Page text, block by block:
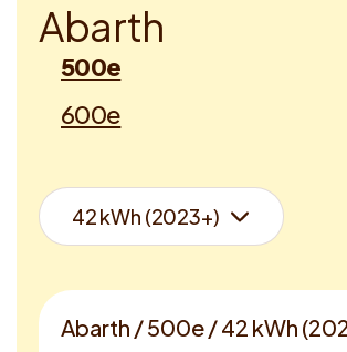
Abarth
500e
600e
Abarth / 500e / 42 kWh